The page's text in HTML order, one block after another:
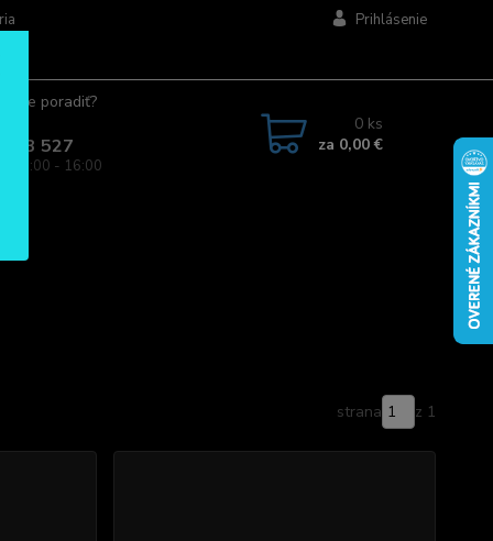
Prihlásenie
poradiť?
963 527
08:00 - 16:00
0 ks
za 0,00 €
strana z 1